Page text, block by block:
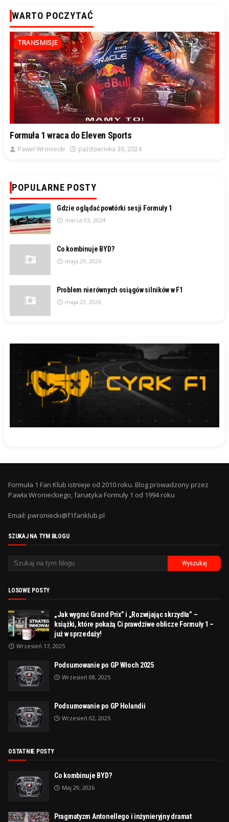
WARTO POCZYTAĆ
TRANSMISJE
Formuła 1 wraca do Eleven Sports
Paweł Wroniecki października 30, 2024
POPULARNE POSTY
Gdzie oglądać powtórki sesji Formuły 1
marca 03, 2024
Co kombinuje BYD?
maja 29, 2026
Problem nierównych osiągów silników w F1
maja 23, 2026
Formuła 1 Fan Klub istnieje od 2010 roku. Blog prowadzony przez
Pawła Wronieckiego, fanatyka Formuły 1 od 1994 roku
Email: pwroniecki@f1fanklub.pl
SZUKAJ NA TYM BLOGU
LOSOWE POSTY
„Jak wygrać Grand Prix” i „Rozwijając skrzydła” –
książki, które pokażą Ci prawdziwe oblicze Formuły 1 –
już w sprzedaży!
Wrzesień 17, 2025
Podsumowanie po GP Włoch 2025
Wrzesień 08, 2025
Podsumowanie po GP Holandii
Wrzesień 02, 2025
OSTATNIE POSTY
Co kombinuje BYD?
Maj 29, 2026
Pragmatyzm Antonellego i inżynieryjny dramat